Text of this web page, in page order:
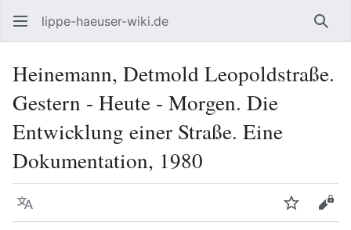
lippe-haeuser-wiki.de
Heinemann, Detmold Leopoldstraße.
Gestern - Heute - Morgen. Die
Entwicklung einer Straße. Eine
Dokumentation, 1980
Sprache